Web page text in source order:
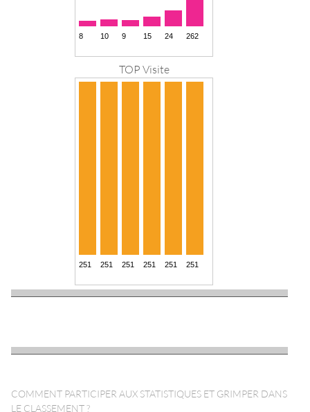
TOP Visite
COMMENT PARTICIPER AUX STATISTIQUES ET GRIMPER DANS
LE CLASSEMENT ?